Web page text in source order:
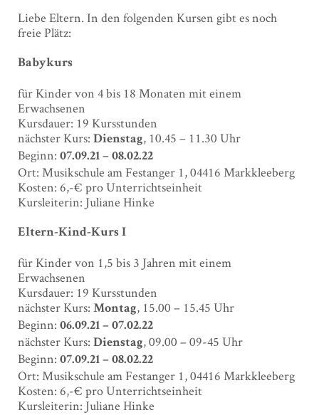
Liebe Eltern. In den folgenden Kursen gibt es noch
freie Plätz:
Babykurs
für Kinder von 4 bis 18 Monaten mit einem
Erwachsenen
Kursdauer: 19 Kursstunden
nächster Kurs: Dienstag, 10.45 – 11.30 Uhr
Beginn: 07.09.21 – 08.02.22
Ort: Musikschule am Festanger 1, 04416 Markkleeberg
Kosten: 6,-€ pro Unterrichtseinheit
Kursleiterin: Juliane Hinke
Eltern-Kind-Kurs I
für Kinder von 1,5 bis 3 Jahren mit einem
Erwachsenen
Kursdauer: 19 Kursstunden
nächster Kurs: Montag, 15.00 – 15.45 Uhr
Beginn: 06.09.21 – 07.02.22
nächster Kurs: Dienstag, 09.00 – 09-45 Uhr
Beginn: 07.09.21 – 08.02.22
Ort: Musikschule am Festanger 1, 04416 Markkleeberg
Kosten: 6,-€ pro Unterrichtseinheit
Kursleiterin: Juliane Hinke